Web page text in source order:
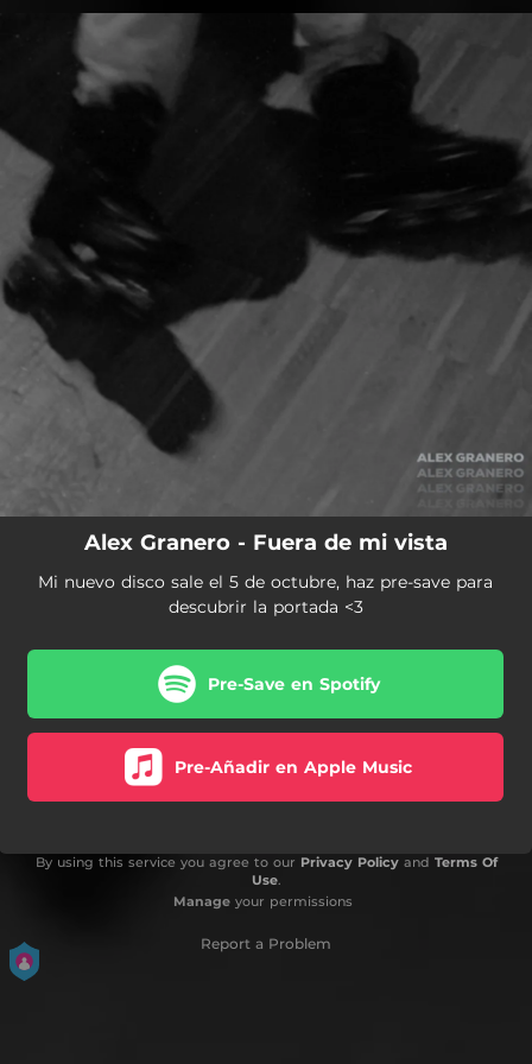
Alex Granero - Fuera de mi vista
Mi nuevo disco sale el 5 de octubre, haz pre-save para
descubrir la portada <3
Pre-Save en Spotify
Pre-Añadir en Apple Music
By using this service you agree to our Privacy Policyand Terms Of
Use.
Manageyour permissions
Report a Problem